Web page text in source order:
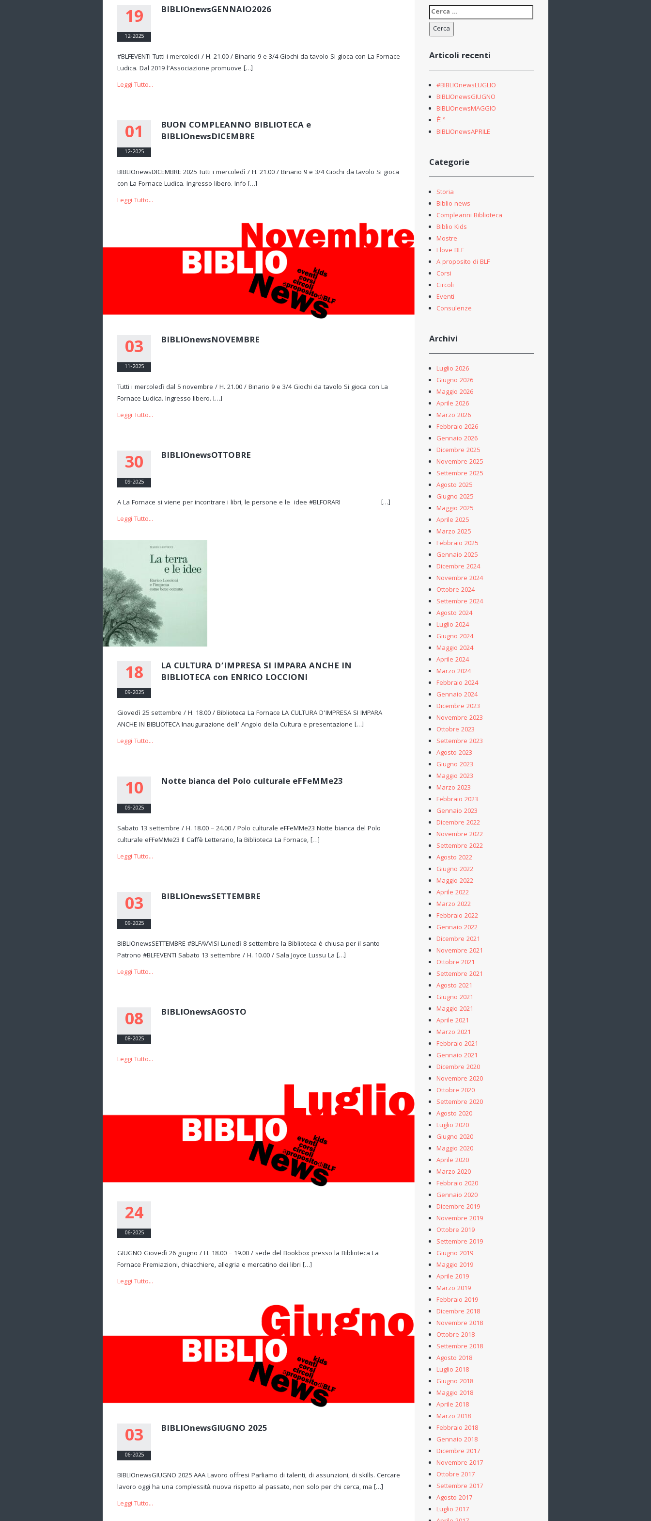
19
12-2025
BIBLIOnewsGENNAIO2026
#BLFEVENTI Tutti i mercoledì / H. 21.00 / Binario 9 e 3/4 Giochi da tavolo Si gioca con La Fornace
Ludica. Dal 2019 l’Associazione promuove […]
Leggi Tutto...
01
12-2025
BUON COMPLEANNO BIBLIOTECA e
BIBLIOnewsDICEMBRE
BIBLIOnewsDICEMBRE 2025 Tutti i mercoledì / H. 21.00 / Binario 9 e 3/4 Giochi da tavolo Si gioca
con La Fornace Ludica. Ingresso libero. Info […]
Leggi Tutto...
03
11-2025
BIBLIOnewsNOVEMBRE
Tutti i mercoledì dal 5 novembre / H. 21.00 / Binario 9 e 3/4 Giochi da tavolo Si gioca con La
Fornace Ludica. Ingresso libero. […]
Leggi Tutto...
30
09-2025
BIBLIOnewsOTTOBRE
A La Fornace si viene per incontrare i libri, le persone e le idee #BLFORARI […]
Leggi Tutto...
18
09-2025
LA CULTURA D’IMPRESA SI IMPARA ANCHE IN
BIBLIOTECA con ENRICO LOCCIONI
Giovedì 25 settembre / H. 18.00 / Biblioteca La Fornace LA CULTURA D’IMPRESA SI IMPARA
ANCHE IN BIBLIOTECA Inaugurazione dell’ Angolo della Cultura e presentazione […]
Leggi Tutto...
10
09-2025
Notte bianca del Polo culturale eFFeMMe23
Sabato 13 settembre / H. 18.00 – 24.00 / Polo culturale eFFeMMe23 Notte bianca del Polo
culturale eFFeMMe23 Il Caffè Letterario, la Biblioteca La Fornace, […]
Leggi Tutto...
03
09-2025
BIBLIOnewsSETTEMBRE
BIBLIOnewsSETTEMBRE #BLFAVVISI Lunedì 8 settembre la Biblioteca è chiusa per il santo
Patrono #BLFEVENTI Sabato 13 settembre / H. 10.00 / Sala Joyce Lussu La […]
Leggi Tutto...
08
08-2025
BIBLIOnewsAGOSTO
Leggi Tutto...
24
06-2025
GIUGNO Giovedì 26 giugno / H. 18.00 – 19.00 / sede del Bookbox presso la Biblioteca La
Fornace Premiazioni, chiacchiere, allegria e mercatino dei libri […]
Leggi Tutto...
03
06-2025
BIBLIOnewsGIUGNO 2025
BIBLIOnewsGIUGNO 2025 AAA Lavoro offresi Parliamo di talenti, di assunzioni, di skills. Cercare
lavoro oggi ha una complessità nuova rispetto al passato, non solo per chi cerca, ma […]
Leggi Tutto...
Ricerca
per:
Articoli recenti
#BIBLIOnewsLUGLIO
BIBLIOnewsGIUGNO
BIBLIOnewsMAGGIO
È °
BIBLIOnewsAPRILE
Categorie
Storia
Biblio news
Compleanni Biblioteca
Biblio Kids
Mostre
I love BLF
A proposito di BLF
Corsi
Circoli
Eventi
Consulenze
Archivi
Luglio 2026
Giugno 2026
Maggio 2026
Aprile 2026
Marzo 2026
Febbraio 2026
Gennaio 2026
Dicembre 2025
Novembre 2025
Settembre 2025
Agosto 2025
Giugno 2025
Maggio 2025
Aprile 2025
Marzo 2025
Febbraio 2025
Gennaio 2025
Dicembre 2024
Novembre 2024
Ottobre 2024
Settembre 2024
Agosto 2024
Luglio 2024
Giugno 2024
Maggio 2024
Aprile 2024
Marzo 2024
Febbraio 2024
Gennaio 2024
Dicembre 2023
Novembre 2023
Ottobre 2023
Settembre 2023
Agosto 2023
Giugno 2023
Maggio 2023
Marzo 2023
Febbraio 2023
Gennaio 2023
Dicembre 2022
Novembre 2022
Settembre 2022
Agosto 2022
Giugno 2022
Maggio 2022
Aprile 2022
Marzo 2022
Febbraio 2022
Gennaio 2022
Dicembre 2021
Novembre 2021
Ottobre 2021
Settembre 2021
Agosto 2021
Giugno 2021
Maggio 2021
Aprile 2021
Marzo 2021
Febbraio 2021
Gennaio 2021
Dicembre 2020
Novembre 2020
Ottobre 2020
Settembre 2020
Agosto 2020
Luglio 2020
Giugno 2020
Maggio 2020
Aprile 2020
Marzo 2020
Febbraio 2020
Gennaio 2020
Dicembre 2019
Novembre 2019
Ottobre 2019
Settembre 2019
Giugno 2019
Maggio 2019
Aprile 2019
Marzo 2019
Febbraio 2019
Dicembre 2018
Novembre 2018
Ottobre 2018
Settembre 2018
Agosto 2018
Luglio 2018
Giugno 2018
Maggio 2018
Aprile 2018
Marzo 2018
Febbraio 2018
Gennaio 2018
Dicembre 2017
Novembre 2017
Ottobre 2017
Settembre 2017
Agosto 2017
Luglio 2017